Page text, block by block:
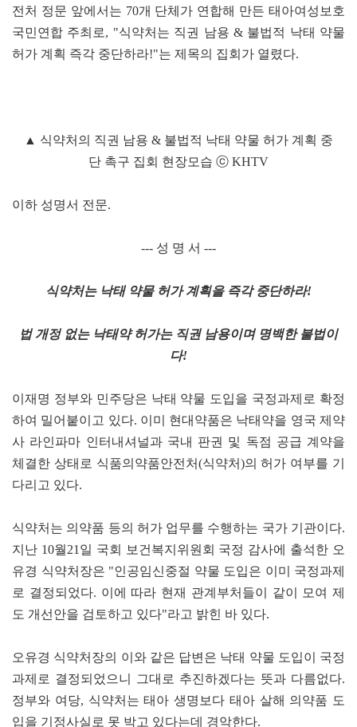
전처 정문 앞에서는 70개 단체가 연합해 만든 태아여성보호
국민연합 주최로, "식약처는 직권 남용 & 불법적 낙태 약물
허가 계획 즉각 중단하라!"는 제목의 집회가 열렸다.
▲ 식약처의 직권 남용 & 불법적 낙태 약물 허가 계획 중
단 촉구 집회 현장모습 ⓒ KHTV
이하 성명서 전문.
--- 성 명 서 ---
식약처는 낙태 약물 허가 계획을 즉각 중단하라!
법 개정 없는 낙태약 허가는 직권 남용이며 명백한 불법이
다!
이재명 정부와 민주당은 낙태 약물 도입을 국정과제로 확정
하여 밀어붙이고 있다. 이미 현대약품은 낙태약을 영국 제약
사 라인파마 인터내셔널과 국내 판권 및 독점 공급 계약을
체결한 상태로 식품의약품안전처(식약처)의 허가 여부를 기
다리고 있다.
식약처는 의약품 등의 허가 업무를 수행하는 국가 기관이다.
지난 10월21일 국회 보건복지위원회 국정 감사에 출석한 오
유경 식약처장은 "인공임신중절 약물 도입은 이미 국정과제
로 결정되었다. 이에 따라 현재 관계부처들이 같이 모여 제
도 개선안을 검토하고 있다"라고 밝힌 바 있다.
오유경 식약처장의 이와 같은 답변은 낙태 약물 도입이 국정
과제로 결정되었으니 그대로 추진하겠다는 뜻과 다름없다.
정부와 여당, 식약처는 태아 생명보다 태아 살해 의약품 도
입을 기정사실로 못 박고 있다는데 경악한다.